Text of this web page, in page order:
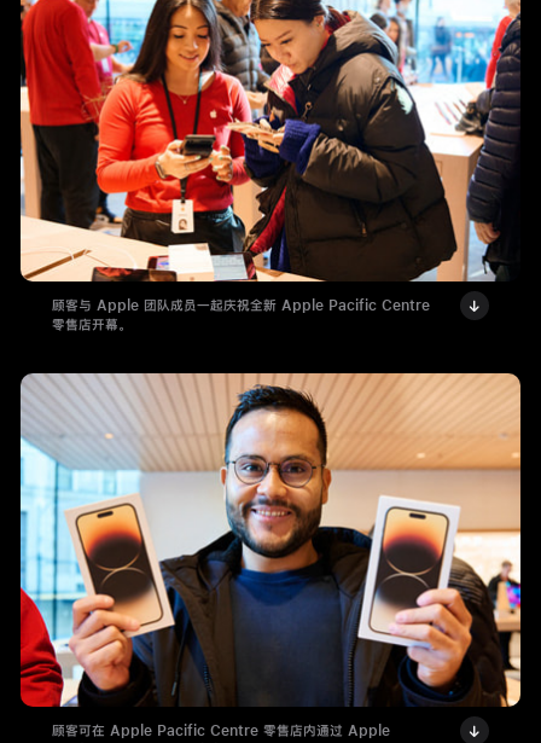
顾客与 Apple 团队成员一起庆祝全新 Apple Pacific Centre
零售店开幕。
顾客可在 Apple Pacific Centre 零售店内通过 Apple